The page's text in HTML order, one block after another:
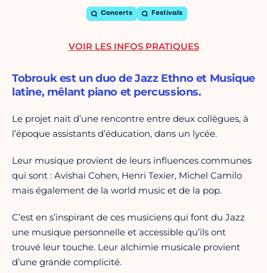
Concerts Festivals
Tobrouk est un duo de Jazz Ethno et Musique
latine, mêlant piano et percussions.
Le projet nait d’une rencontre entre deux collègues, à
l’époque assistants d’éducation, dans un lycée.
Leur musique provient de leurs influences communes
qui sont : Avishai Cohen, Henri Texier, Michel Camilo
mais également de la world music et de la pop.
C’est en s’inspirant de ces musiciens qui font du Jazz
une musique personnelle et accessible qu’ils ont
trouvé leur touche. Leur alchimie musicale provient
d’une grande complicité.
VOIR LES INFOS PRATIQUES